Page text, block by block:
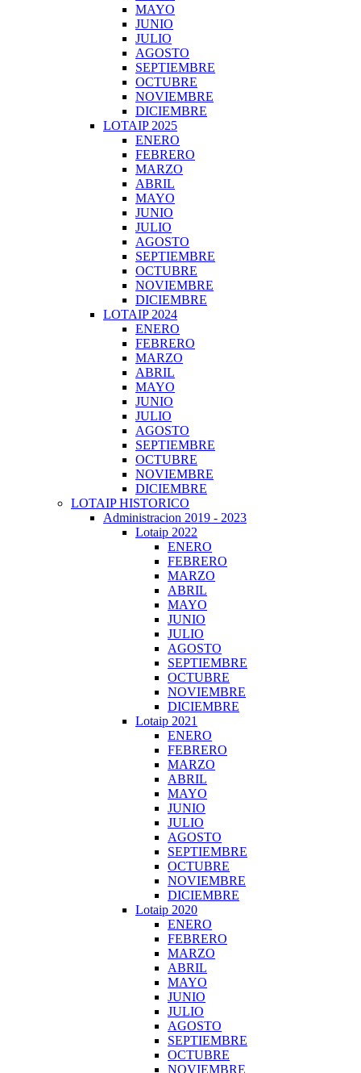
MAYO
JUNIO
JULIO
AGOSTO
SEPTIEMBRE
OCTUBRE
NOVIEMBRE
DICIEMBRE
LOTAIP 2025
ENERO
FEBRERO
MARZO
ABRIL
MAYO
JUNIO
JULIO
AGOSTO
SEPTIEMBRE
OCTUBRE
NOVIEMBRE
DICIEMBRE
LOTAIP 2024
ENERO
FEBRERO
MARZO
ABRIL
MAYO
JUNIO
JULIO
AGOSTO
SEPTIEMBRE
OCTUBRE
NOVIEMBRE
DICIEMBRE
LOTAIP HISTORICO
Administracion 2019 - 2023
Lotaip 2022
ENERO
FEBRERO
MARZO
ABRIL
MAYO
JUNIO
JULIO
AGOSTO
SEPTIEMBRE
OCTUBRE
NOVIEMBRE
DICIEMBRE
Lotaip 2021
ENERO
FEBRERO
MARZO
ABRIL
MAYO
JUNIO
JULIO
AGOSTO
SEPTIEMBRE
OCTUBRE
NOVIEMBRE
DICIEMBRE
Lotaip 2020
ENERO
FEBRERO
MARZO
ABRIL
MAYO
JUNIO
JULIO
AGOSTO
SEPTIEMBRE
OCTUBRE
NOVIEMBRE